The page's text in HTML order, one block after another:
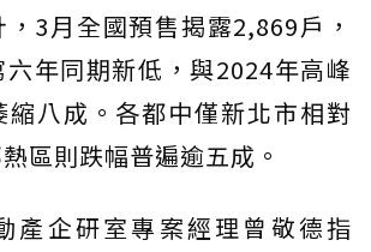
，3月全國預售揭露2,869戶，
年同期新低，與2024年高峰
縮八成。各都中僅新北市相對
區則跌幅普遍逾五成。
產企研室專案經理曾敬德指